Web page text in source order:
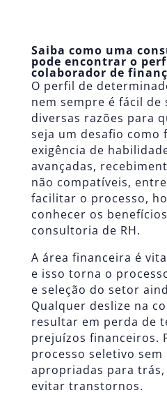
Saiba como uma
pode encontrar o
colaborador de
O perfil de
nem sempre é fácil
diversas razões para
seja um desafio como
exigência de
avançadas,
não compatíveis,
facilitar o processo,
conhecer os
consultoria de RH.
A área financeira é
e isso torna o
e seleção do setor
Qualquer deslize na
resultar em perda de
prejuízos financeiros.
processo seletivo sem
apropriadas para trás,
evitar transtornos.